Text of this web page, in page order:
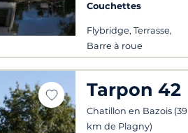
Couchettes
Flybridge, Terrasse,
Barre à roue
Tarpon 42
Chatillon en Bazois (39
km de Plagny)